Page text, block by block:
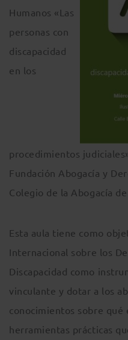
Humanos «Las
personas con
discapacidad
en los
procedimientos
Fundación Abogacía y
Colegio de la Abogacía
Esta aula tiene como
Internacional sobre los
Discapacidad como
vinculante y dotar a los
conocimientos sobre qué
herramientas prácticas